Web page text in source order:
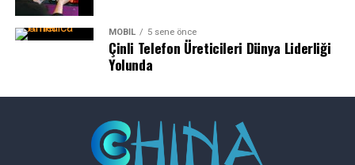
MOBIL 5 sene önce
Çinli Telefon Üreticileri Dünya Liderliği
Yolunda